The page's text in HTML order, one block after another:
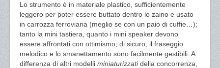
Lo strumento è in materiale plastico, sufficientemente
leggero per poter essere buttato dentro lo zaino e usato
in carrozza ferroviaria (meglio se con un paio di cuffie…);
tanto la mini tastiera, quanto i mini speaker devono
essere affrontati con ottimismo; di sicuro, il fraseggio
melodico e lo smanettamento sono facilmente gestibili. A
differenza di altri modelli miniaturizzatidella concorrenza,